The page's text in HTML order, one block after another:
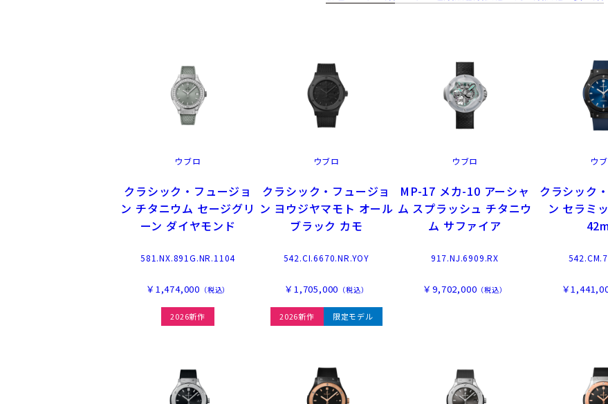
ウブロ
クラシック・フュージョ
ン チタニウム セージグリ
ーン ダイヤモンド
581.NX.891G.NR.1104
￥1,474,000 （税込）
2026新作
ウブロ
クラシック・フュージョ
ン ヨウジヤマモト オール
ブラック カモ
542.CI.6670.NR.YOY
￥1,705,000 （税込）
2026新作 限定モデル
ウブロ
MP-17 メカ-10 アーシャ
ム スプラッシュ チタニウ
ム サファイア
917.NJ.6909.RX
￥9,702,000 （税込）
ウ
クラシック
ン セラミ
￥